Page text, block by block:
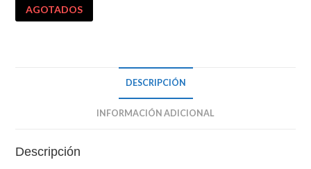
AGOTADOS
DESCRIPCIÓN
INFORMACIÓN ADICIONAL
Descripción